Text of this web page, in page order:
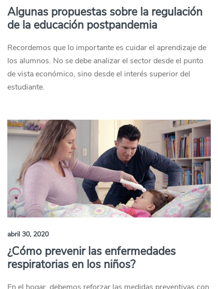
Algunas propuestas sobre la regulación
de la educación postpandemia
Recordemos que lo importante es cuidar el aprendizaje de
los alumnos. No se debe analizar el sector desde el punto
de vista económico, sino desde el interés superior del
estudiante.
abril 30, 2020
¿Cómo prevenir las enfermedades
respiratorias en los niños?